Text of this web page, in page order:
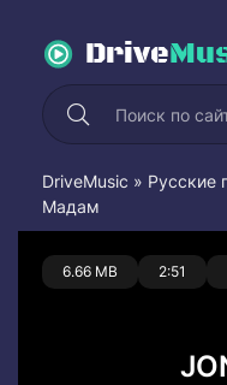
Drive
DriveMusic » Русские
Мадам
6.66 MB 2:51